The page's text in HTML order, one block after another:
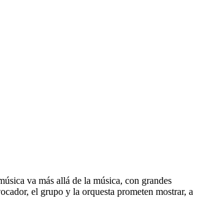
va más allá de la música, con grandes
el grupo y la orquesta prometen mostrar, a